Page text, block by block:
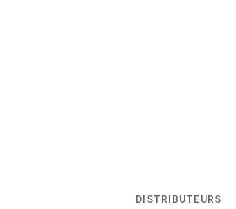
DISTRIBUTEURS